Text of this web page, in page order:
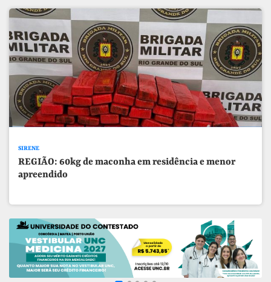
SIRENE
REGIÃO: 60kg de maconha em residência e menor
apreendido